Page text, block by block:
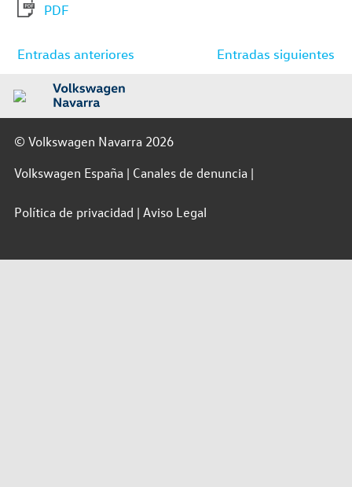
PDF
Navegación
entradas
Entradas anteriores Entradas siguientes
© Volkswagen Navarra 2026
Volkswagen España
Canales de denuncia
Política de privacidad Aviso Legal